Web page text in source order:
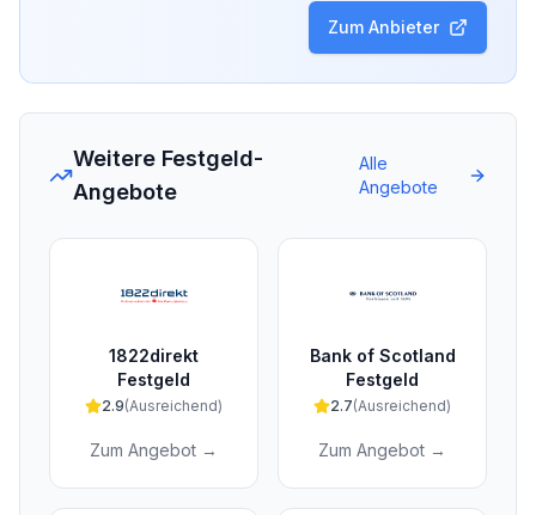
Zum Anbieter
Weitere Festgeld-
Angebote
Alle
Angebote
1822direkt
Festgeld
2.9(Ausreichend)
Zum Angebot →
Bank of Scotland
Festgeld
2.7(Ausreichend)
Zum Angebot →